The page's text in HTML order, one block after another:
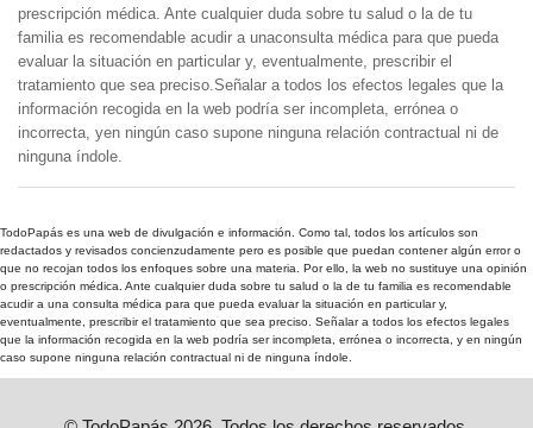
prescripción médica. Ante cualquier duda sobre tu salud o la de tu
familia es recomendable acudir a unaconsulta médica para que pueda
evaluar la situación en particular y, eventualmente, prescribir el
tratamiento que sea preciso.Señalar a todos los efectos legales que la
información recogida en la web podría ser incompleta, errónea o
incorrecta, yen ningún caso supone ninguna relación contractual ni de
ninguna índole.
TodoPapás es una web de divulgación e información. Como tal, todos los artículos son
redactados y revisados concienzudamente pero es posible que puedan contener algún error o
que no recojan todos los enfoques sobre una materia. Por ello, la web no sustituye una opinión
o prescripción médica. Ante cualquier duda sobre tu salud o la de tu familia es recomendable
acudir a una consulta médica para que pueda evaluar la situación en particular y,
eventualmente, prescribir el tratamiento que sea preciso. Señalar a todos los efectos legales
que la información recogida en la web podría ser incompleta, errónea o incorrecta, y en ningún
caso supone ninguna relación contractual ni de ninguna índole.